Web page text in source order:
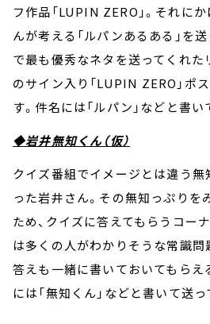
フ作品「LUPIN ZERO」。それに
んが考える「ルパンあるある」を
で最も優秀なネタを送ってくれた
のサイン入り「LUPIN ZERO」ポ
す。件名には「ルパン」などと書い
◆岩井無知くん（仮）
クイズ番組でイメージとは違う
った岩井さん。その無知っぷりを
ため、クイズに答えてもらうコー
は多くの人がわかりそうな常識問
答えも一緒に書いておいてもらえ
には「無知くん」などと書いて送っ